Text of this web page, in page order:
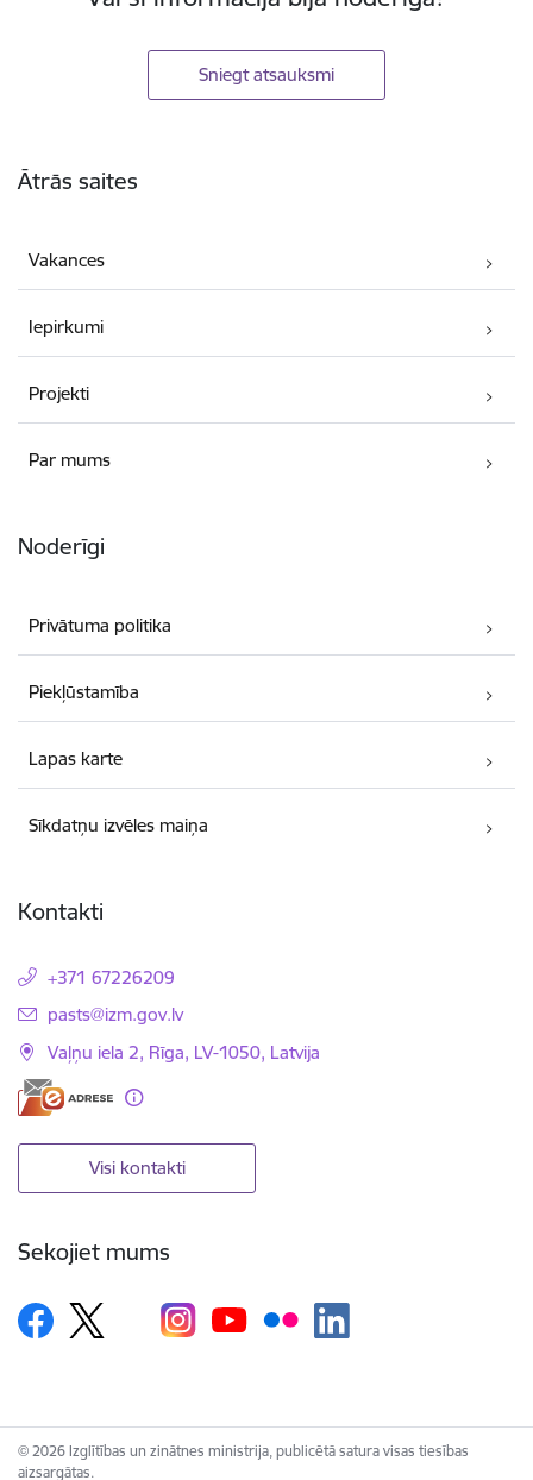
Sniegt atsauksmi
Ātrās saites
Vakances
Iepirkumi
Projekti
Par mums
Noderīgi
Privātuma politika
Piekļūstamība
Lapas karte
Sīkdatņu izvēles maiņa
Kontakti
+371 67226209
E-pasts:
pasts@izm.gov.lv
Vaļņu iela 2, Rīga, LV-1050, Latvija
Visi kontakti
Sekojiet mums
© 2026 Izglītības un zinātnes ministrija, publicētā satura visas tiesības
aizsargātas.